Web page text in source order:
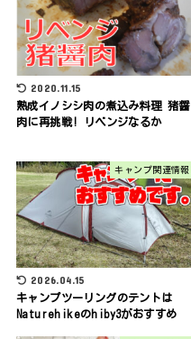
2020.11.15
熟成イノシシ肉の煮込み料理 猪醤
肉に再挑戦! リベンジなるか
キャンプ関連情報
2026.04.15
キャンプツーリングのテントは
Naturehikeのhiby3がおすすめ